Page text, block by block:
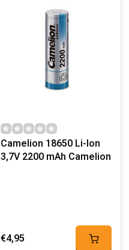
Camelion 18650 Li-Ion
3,7V 2200 mAh Camelion
€4,95